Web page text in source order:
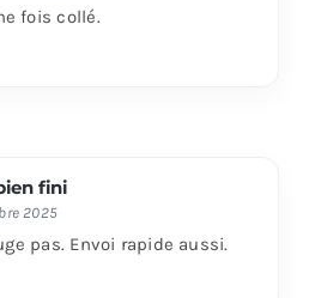
fois collé.
fini
2025
pas. Envoi rapide aussi.